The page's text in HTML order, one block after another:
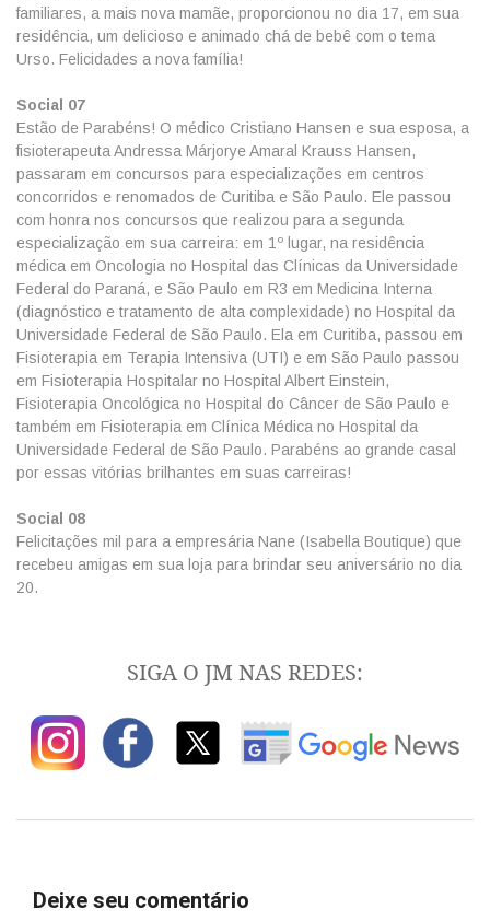
familiares, a mais nova mamãe, proporcionou no dia 17, em sua
residência, um delicioso e animado chá de bebê com o tema
Urso. Felicidades a nova família!
Social 07
Estão de Parabéns! O médico Cristiano Hansen e sua esposa, a
fisioterapeuta Andressa Márjorye Amaral Krauss Hansen,
passaram em concursos para especializações em centros
concorridos e renomados de Curitiba e São Paulo. Ele passou
com honra nos concursos que realizou para a segunda
especialização em sua carreira: em 1º lugar, na residência
médica em Oncologia no Hospital das Clínicas da Universidade
Federal do Paraná, e São Paulo em R3 em Medicina Interna
(diagnóstico e tratamento de alta complexidade) no Hospital da
Universidade Federal de São Paulo. Ela em Curitiba, passou em
Fisioterapia em Terapia Intensiva (UTI) e em São Paulo passou
em Fisioterapia Hospitalar no Hospital Albert Einstein,
Fisioterapia Oncológica no Hospital do Câncer de São Paulo e
também em Fisioterapia em Clínica Médica no Hospital da
Universidade Federal de São Paulo. Parabéns ao grande casal
por essas vitórias brilhantes em suas carreiras!
Social 08
Felicitações mil para a empresária Nane (Isabella Boutique) que
recebeu amigas em sua loja para brindar seu aniversário no dia
20.
SIGA O JM NAS REDES:
Deixe seu comentário